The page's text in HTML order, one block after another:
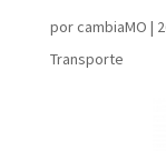
porcambiaMO |
Transporte